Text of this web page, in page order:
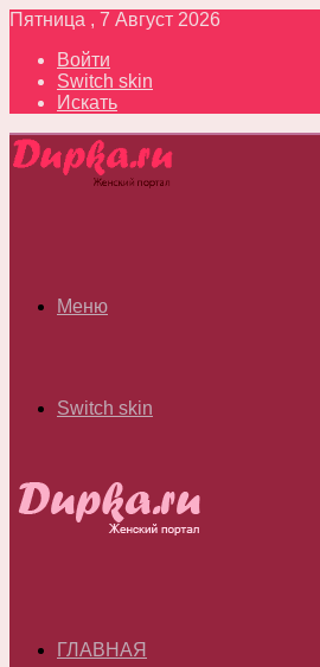
Пятница , 7 Август 2026
Войти
Switch skin
Искать
Меню
Switch skin
ГЛАВНАЯ